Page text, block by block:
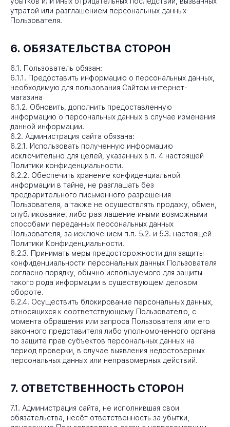
утратой или разглашением персональных данных
Пользователя.
6. ОБЯЗАТЕЛЬСТВА СТОРОН
6.1. Пользователь обязан:
6.1.1. Предоставить информацию о персональных данных,
необходимую для пользования Сайтом интернет-
магазина
6.1.2. Обновить, дополнить предоставленную
информацию о персональных данных в случае изменения
данной информации.
6.2. Администрация сайта обязана:
6.2.1. Использовать полученную информацию
исключительно для целей, указанных в п. 4 настоящей
Политики конфиденциальности.
6.2.2. Обеспечить хранение конфиденциальной
информации в тайне, не разглашать без
предварительного письменного разрешения
Пользователя, а также не осуществлять продажу, обмен,
опубликование, либо разглашение иными возможными
способами переданных персональных данных
Пользователя, за исключением п.п. 5.2. и 5.3. настоящей
Политики Конфиденциальности.
6.2.3. Принимать меры предосторожности для защиты
конфиденциальности персональных данных Пользователя
согласно порядку, обычно используемого для защиты
такого рода информации в существующем деловом
обороте.
6.2.4. Осуществить блокирование персональных данных,
относящихся к соответствующему Пользователю, с
момента обращения или запроса Пользователя или его
законного представителя либо уполномоченного органа
по защите прав субъектов персональных данных на
период проверки, в случае выявления недостоверных
персональных данных или неправомерных действий.
7. ОТВЕТСТВЕННОСТЬ СТОРОН
7.1. Администрация сайта, не исполнившая свои
обязательства, несёт ответственность за убытки,